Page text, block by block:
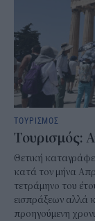
ΤΟΥΡΙΣΜΟΣ
Τουρισμός:
Θετική
κατά τον μήνα
τετράμηνο του
εισπράξεων αλλά
προηγούμενη